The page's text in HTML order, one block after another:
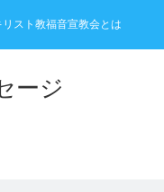
リスト教福音宣教会とは
ージ